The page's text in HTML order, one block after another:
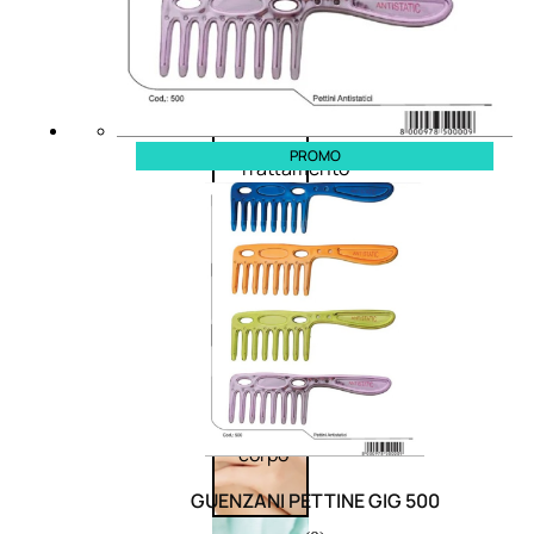
Corpo
Trattamento
corpo
Trattamento
mani e piedi
Trattamento
unghie
Trattamento
anticellulite
Cofanetti
trattamento
corpo
PROMO
GUENZANI PETTINE GIG 500